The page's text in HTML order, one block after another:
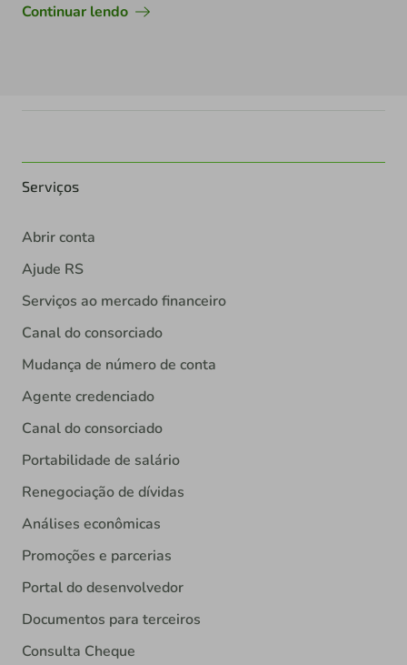
Continuar lendo
Serviços
Abrir conta
Ajude RS
Serviços ao mercado financeiro
Canal do consorciado
Mudança de número de conta
Agente credenciado
Canal do consorciado
Portabilidade de salário
Renegociação de dívidas
Análises econômicas
Promoções e parcerias
Portal do desenvolvedor
Documentos para terceiros
Consulta Cheque